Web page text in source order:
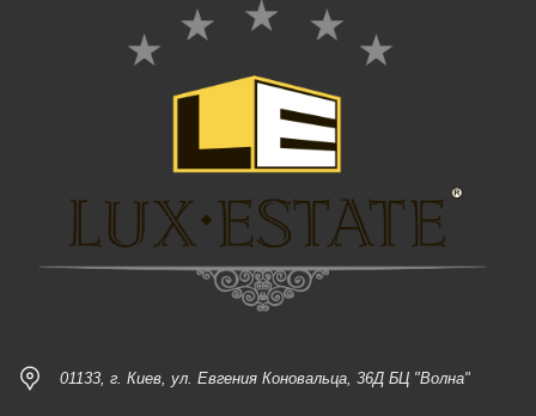
01133, г. Киев, ул. Евгения Коновальца, 36Д БЦ "Волна"